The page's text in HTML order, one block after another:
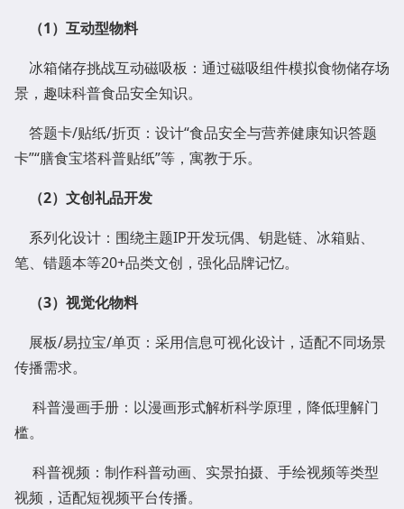
（1） 互动型物料
冰箱储存挑战互动磁吸板：通过磁吸组件模拟食物储存场
景，趣味科普食品安全知识。
答题卡/贴纸/折页：设计“食品安全与营养健康知识答题
卡”“膳食宝塔科普贴纸”等，寓教于乐。
（2） 文创礼品开发
系列化设计：围绕主题IP开发玩偶、钥匙链、冰箱贴、
笔、错题本等20+品类文创，强化品牌记忆。
（3） 视觉化物料
展板/易拉宝/单页：采用信息可视化设计，适配不同场景
传播需求。
科普漫画手册：以漫画形式解析科学原理，降低理解门
槛。
科普视频：制作科普动画、实景拍摄、手绘视频等类型
视频，适配短视频平台传播。